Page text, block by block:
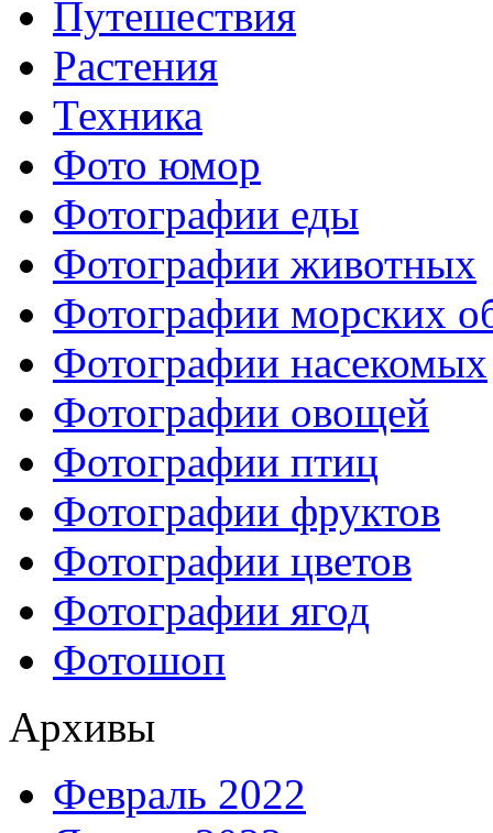
Путешествия
Растения
Техника
Фото юмор
Фотографии еды
Фотографии животных
Фотографии морских
Фотографии насекомых
Фотографии овощей
Фотографии птиц
Фотографии фруктов
Фотографии цветов
Фотографии ягод
Фотошоп
Архивы
Февраль 2022